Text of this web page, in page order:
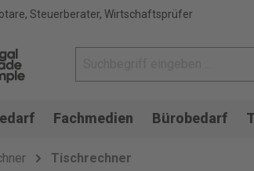
Steuerberater, Wirtschaftsprüfer
Fachmedien Bürobedarf
Tischrechner